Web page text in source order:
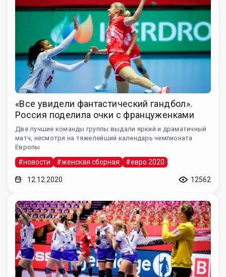
«Все увидели фантастический гандбол».
Россия поделила очки с француженками
Две лучшие команды группы выдали яркий и драматичный
матч, несмотря на тяжелейший календарь чемпионата
Европы
#новости #женская сборная #евро 2020
12.12.2020 12562